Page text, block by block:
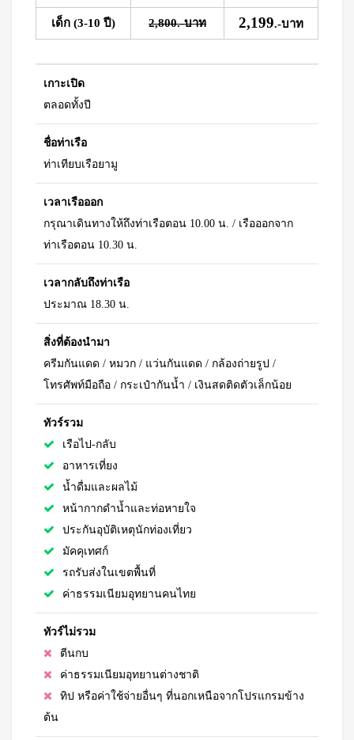
เด็ก (3-10 ปี) 2,800.-บาท 2,199.-บาท
เกาะเปิด
ตลอดทั้งปี
ชื่อท่าเรือ
ท่าเทียบเรือยามู
เวลาเรือออก
กรุณาเดินทางให้ถึงท่าเรือตอน 10.00 น. / เรือออกจาก
ท่าเรือตอน 10.30 น.
เวลากลับถึงท่าเรือ
ประมาณ 18.30 น.
สิ่งที่ต้องนำมา
ครีมกันแดด / หมวก / แว่นกันแดด / กล้องถ่ายรูป /
โทรศัพท์มือถือ / กระเป๋ากันน้ำ / เงินสดติดตัวเล็กน้อย
ทัวร์รวม
เรือไป-กลับ
อาหารเที่ยง
น้ำดื่มและผลไม้
หน้ากากดำน้ำและท่อหายใจ
ประกันอุบัติเหตุนักท่องเที่ยว
มัคคุเทศก์
รถรับส่งในเขตพื้นที่
ค่าธรรมเนียมอุทยานคนไทย
ทัวร์ไม่รวม
ตีนกบ
ค่าธรรมเนียมอุทยานต่างชาติ
ทิป หรือค่าใช้จ่ายอื่นๆ ที่นอกเหนือจากโปรแกรมข้าง
ต้น